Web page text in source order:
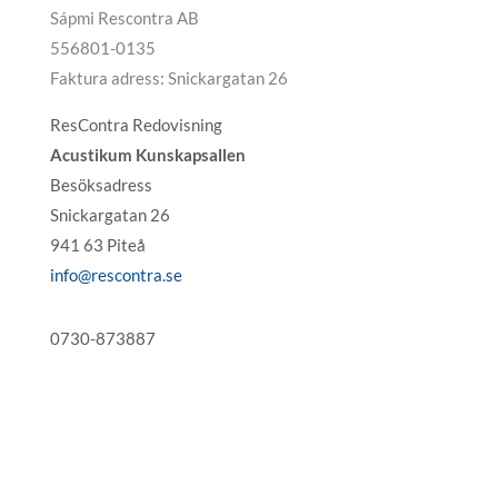
Sápmi Rescontra AB
556801-0135
Faktura adress: Snickargatan 26
ResContra Redovisning
Acustikum Kunskapsallen
Besöksadress
Snickargatan 26
941 63 Piteå
info@rescontra.se
0730-873887